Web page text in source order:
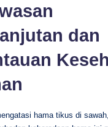
dan
hama tikus di